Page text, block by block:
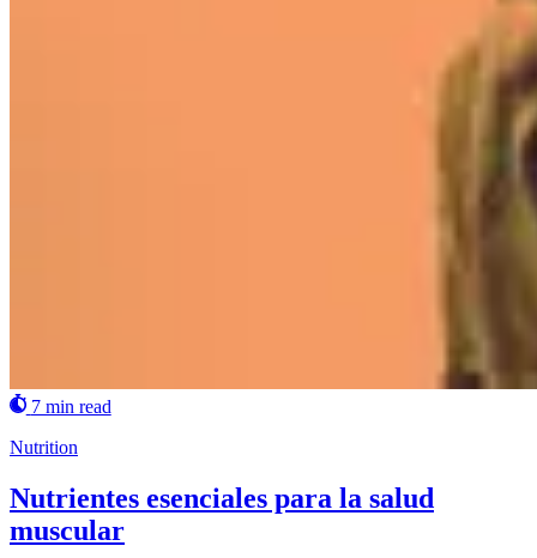
7 min read
Nutrition
Nutrientes esenciales para la salud
muscular